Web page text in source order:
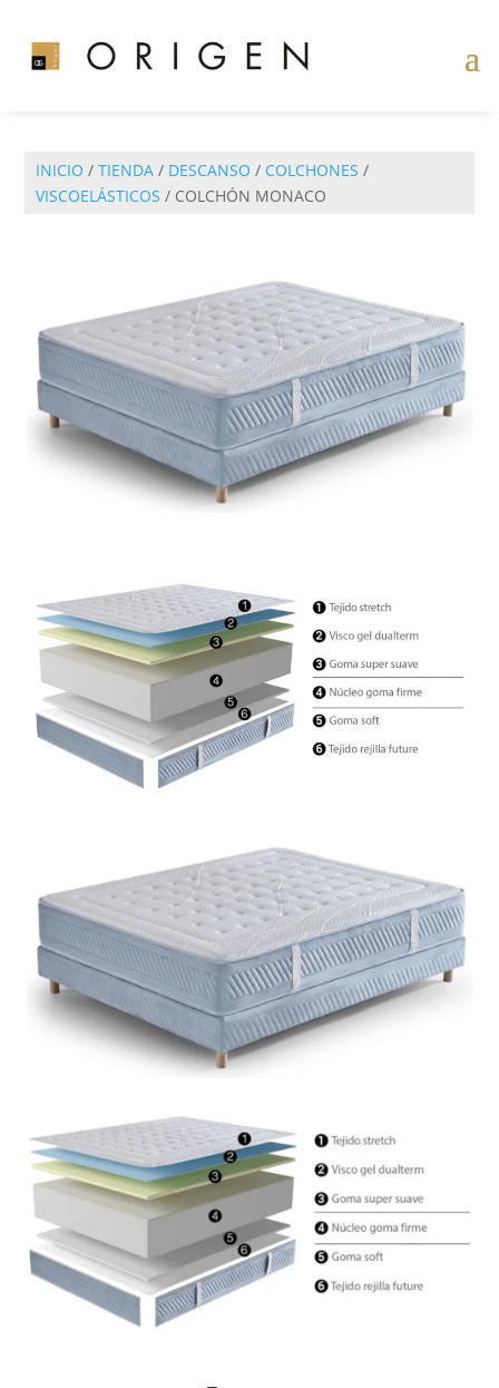
INICIO /TIENDA / DESCANSO / COLCHONES /
VISCOELÁSTICOS / COLCHÓN MONACO